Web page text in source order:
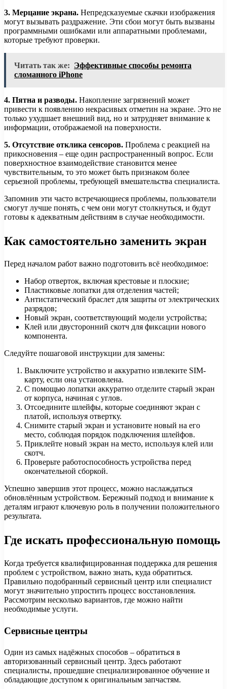
3. Мерцание экрана. Непредсказуемые скачки изображения
могут вызывать раздражение. Эти сбои могут быть вызваны
программными ошибками или аппаратными проблемами,
которые требуют проверки.
Читать так же: Эффективные способы ремонта
сломанного iPhone
4. Пятна и разводы. Накопление загрязнений может
привести к появлению некрасивых отметин на экране. Это не
только ухудшает внешний вид, но и затрудняет внимание к
информации, отображаемой на поверхности.
5. Отсутствие отклика сенсоров. Проблема с реакцией на
прикосновения – еще один распространенный вопрос. Если
поверхностное взаимодействие становится менее
чувствительным, то это может быть признаком более
серьезной проблемы, требующей вмешательства специалиста.
Запомнив эти часто встречающиеся проблемы, пользователи
смогут лучше понять, с чем они могут столкнуться, и будут
готовы к адекватным действиям в случае необходимости.
Как самостоятельно заменить экран
Перед началом работ важно подготовить всё необходимое:
Набор отверток, включая крестовые и плоские;
Пластиковые лопатки для отделения частей;
Антистатический браслет для защиты от электрических
разрядов;
Новый экран, соответствующий модели устройства;
Клей или двусторонний скотч для фиксации нового
компонента.
Следуйте пошаговой инструкции для замены:
Выключите устройство и аккуратно извлеките SIM-
карту, если она установлена.
С помощью лопатки аккуратно отделите старый экран
от корпуса, начиная с углов.
Отсоедините шлейфы, которые соединяют экран с
платой, используя отвертку.
Снимите старый экран и установите новый на его
место, соблюдая порядок подключения шлейфов.
Приклейте новый экран на место, используя клей или
скотч.
Проверьте работоспособность устройства перед
окончательной сборкой.
Успешно завершив этот процесс, можно наслаждаться
обновлённым устройством. Бережный подход и внимание к
деталям играют ключевую роль в получении положительного
результата.
Где искать профессиональную помощь
Когда требуется квалифицированная поддержка для решения
проблем с устройством, важно знать, куда обратиться.
Правильно подобранный сервисный центр или специалист
могут значительно упростить процесс восстановления.
Рассмотрим несколько вариантов, где можно найти
необходимые услуги.
Сервисные центры
Один из самых надёжных способов – обратиться в
авторизованный сервисный центр. Здесь работают
специалисты, прошедшие специализированное обучение и
обладающие доступом к оригинальным запчастям.